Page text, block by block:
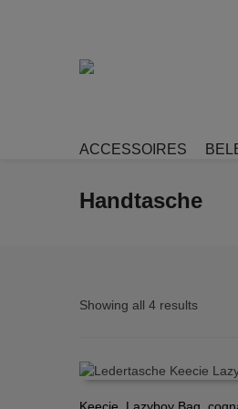
ACCESSOIRES
Handtasche
Showing all 4 results